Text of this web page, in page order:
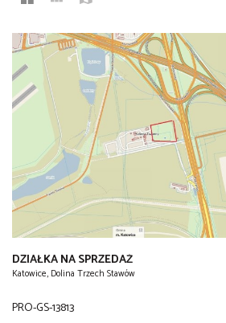
DZIAŁKA NA SPRZEDAŻ
Katowice, Dolina Trzech Stawów
PRO-GS-13813